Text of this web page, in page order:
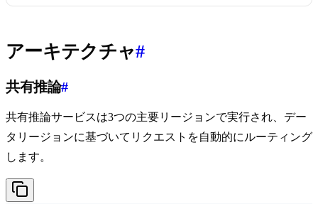
アーキテクチャ#
共有推論#
共有推論サービスは3つの主要リージョンで実行され、デー
タリージョンに基づいてリクエストを自動的にルーティング
します。